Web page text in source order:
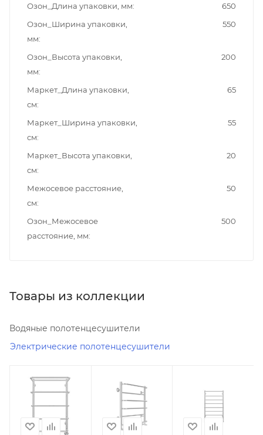
Озон_Длина упаковки, мм
650
Озон_Ширина упаковки,
мм
550
Озон_Высота упаковки,
мм
200
Маркет_Длина упаковки,
см
65
Маркет_Ширина упаковки,
см
55
Маркет_Высота упаковки,
см
20
Межосевое расстояние,
см
50
Озон_Межосевое
расстояние, мм
500
Товары из коллекции
Водяные полотенцесушители
Электрические полотенцесушители
Минимальная
цена
9150.00
Реквизиты
Минимальная
цена
10198.00
Реквизиты
11100.00
Реквизиты